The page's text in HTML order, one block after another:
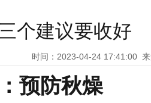
个建议要收好
时间：2023-04-24 17:41:00
预防秋燥